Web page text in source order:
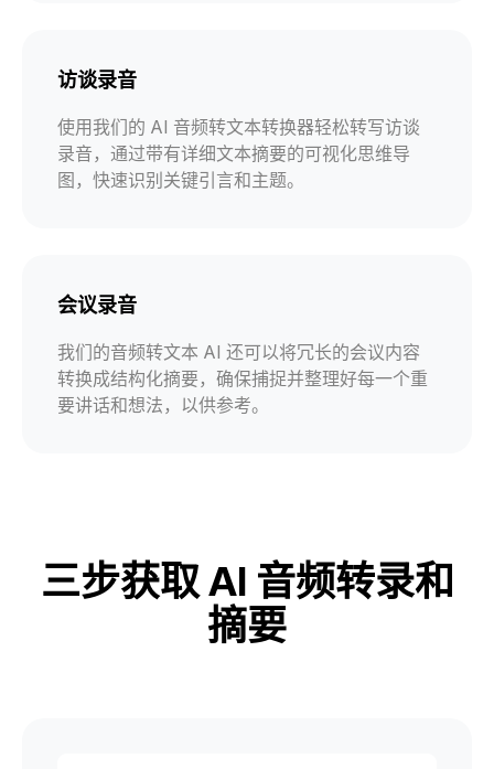
访谈录音
使用我们的 AI 音频转文本转换器轻松转写访谈
录音，通过带有详细文本摘要的可视化思维导
图，快速识别关键引言和主题。
会议录音
我们的音频转文本 AI 还可以将冗长的会议内容
转换成结构化摘要，确保捕捉并整理好每一个重
要讲话和想法，以供参考。
三步获取 AI 音频转录和
摘要